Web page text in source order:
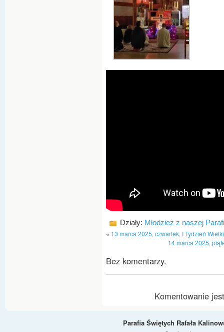
Działy: Młodzież z naszej
« 13 marca 2025, czwartek, I Tydzień
14 marca 2025,
Bez komentarzy.
Komentowanie
Parafia Świętych Rafała